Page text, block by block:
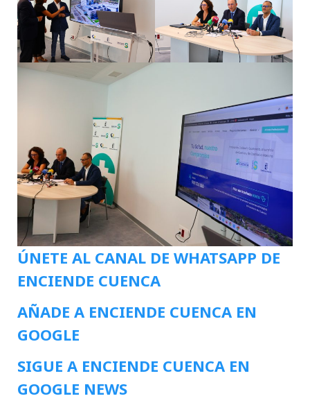
ÚNETE AL CANAL DE WHATSAPP DE
ENCIENDE CUENCA
AÑADE A ENCIENDE CUENCA EN
GOOGLE
SIGUE A ENCIENDE CUENCA EN
GOOGLE NEWS